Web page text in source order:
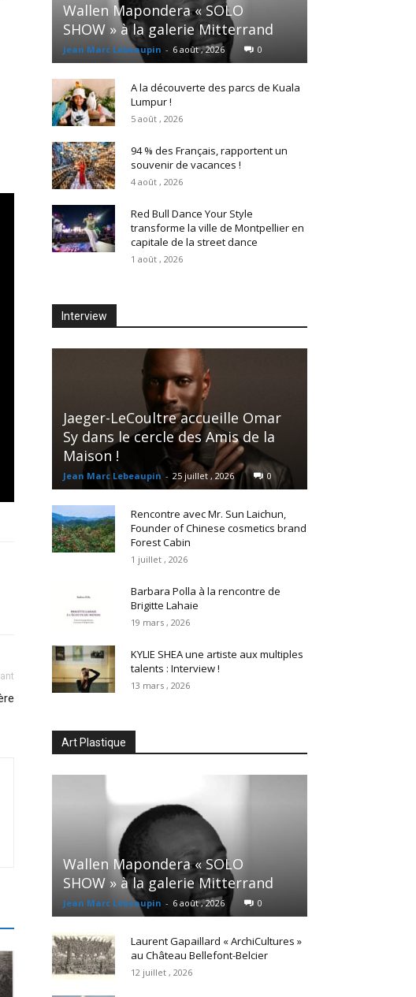
Wallen Mapondera « SOLO
SHOW » à la galerie Mitterrand
Jean Marc Lebeaupin - 6 août , 2026 0
A la découverte des parcs de Kuala
Lumpur !
5 août , 2026
94 % des Français, rapportent un
souvenir de vacances !
4 août , 2026
Red Bull Dance Your Style
transforme la ville de Montpellier en
capitale de la street dance
1 août , 2026
Interview
Jaeger-LeCoultre accueille Omar
Sy dans le cercle des Amis de la
Maison !
Jean Marc Lebeaupin - 25 juillet , 2026 0
Rencontre avec Mr. Sun Laichun,
Founder of Chinese cosmetics brand
Forest Cabin
1 juillet , 2026
Barbara Polla à la rencontre de
Brigitte Lahaie
19 mars , 2026
KYLIE SHEA une artiste aux multiples
talents : Interview !
13 mars , 2026
Art Plastique
Wallen Mapondera « SOLO
SHOW » à la galerie Mitterrand
Jean Marc Lebeaupin - 6 août , 2026 0
Laurent Gapaillard « ArchiCultures »
au Château Bellefont-Belcier
12 juillet , 2026